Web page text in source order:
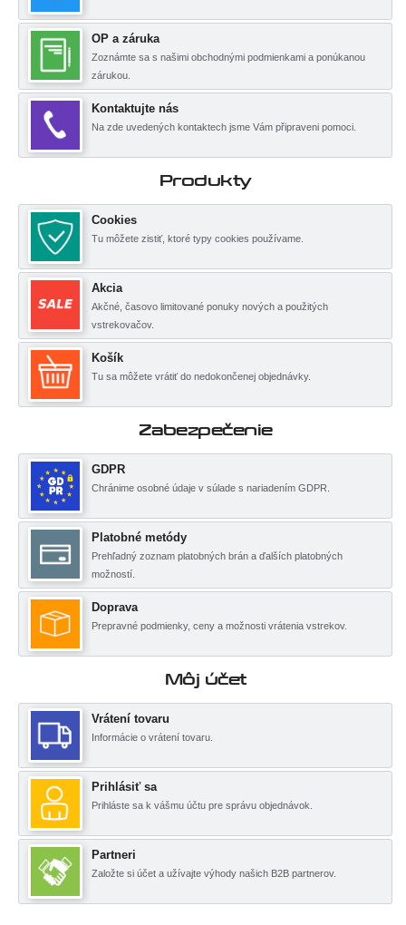
OP a záruka
Zoznámte sa s našimi obchodnými podmienkami a ponúkanou
zárukou.
Kontaktujte nás
Na zde uvedených kontaktech jsme Vám připraveni pomoci.
Produkty
Cookies
Tu môžete zistiť, ktoré typy cookies používame.
Akcia
Akčné, časovo limitované ponuky nových a použitých
vstrekovačov.
Košík
Tu sa môžete vrátiť do nedokončenej objednávky.
Zabezpečenie
GDPR
Chránime osobné údaje v súlade s nariadením GDPR.
Platobné metódy
Prehľadný zoznam platobných brán a ďalších platobných
možností.
Doprava
Prepravné podmienky, ceny a možnosti vrátenia vstrekov.
Môj účet
Vrátení tovaru
Informácie o vrátení tovaru.
Prihlásiť sa
Prihláste sa k vášmu účtu pre správu objednávok.
Partneri
Založte si účet a užívajte výhody našich B2B partnerov.